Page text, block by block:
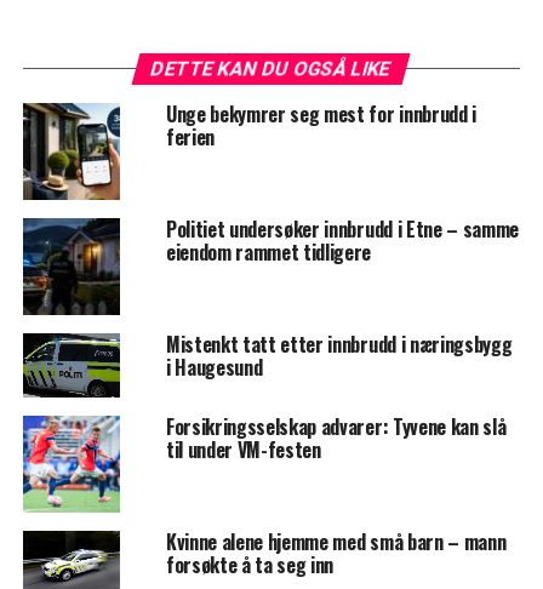
DETTE KAN DU OGSÅ LIKE
Unge bekymrer seg mest for innbrudd i
ferien
Politiet undersøker innbrudd i Etne – samme
eiendom rammet tidligere
Mistenkt tatt etter innbrudd i næringsbygg
i Haugesund
Forsikringsselskap advarer: Tyvene kan slå
til under VM-festen
Kvinne alene hjemme med små barn – mann
forsøkte å ta seg inn